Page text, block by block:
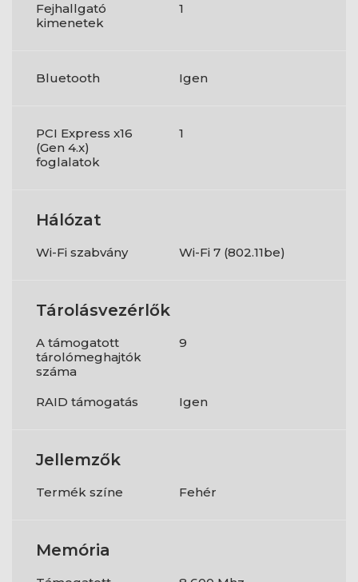
Fejhallgató
kimenetek
1
Bluetooth Igen
PCI Express x16
(Gen 4.x)
foglalatok
1
Hálózat
Wi-Fi szabvány Wi-Fi 7 (802.11be)
Tárolásvezérlők
A támogatott
tárolómeghajtók
száma
9
RAID támogatás Igen
Jellemzők
Termék színe Fehér
Memória